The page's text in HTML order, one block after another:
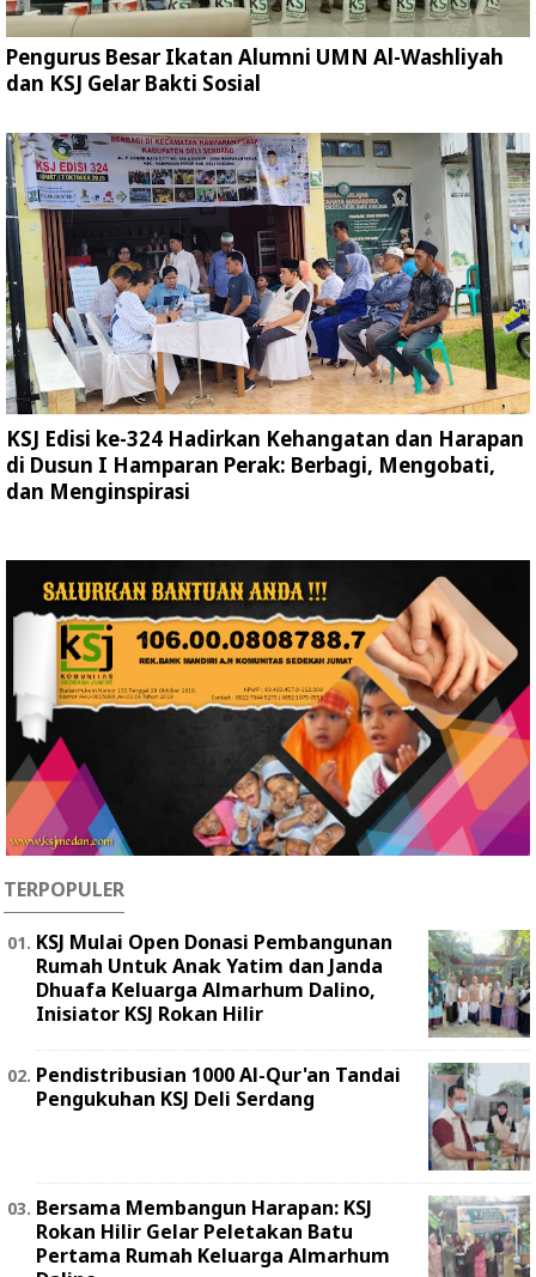
Pengurus Besar Ikatan Alumni UMN Al-Washliyah
dan KSJ Gelar Bakti Sosial
KSJ Edisi ke-324 Hadirkan Kehangatan dan Harapan
di Dusun I Hamparan Perak: Berbagi, Mengobati,
dan Menginspirasi
TERPOPULER
KSJ Mulai Open Donasi Pembangunan
Rumah Untuk Anak Yatim dan Janda
Dhuafa Keluarga Almarhum Dalino,
Inisiator KSJ Rokan Hilir
Pendistribusian 1000 Al-Qur'an Tandai
Pengukuhan KSJ Deli Serdang
Bersama Membangun Harapan: KSJ
Rokan Hilir Gelar Peletakan Batu
Pertama Rumah Keluarga Almarhum